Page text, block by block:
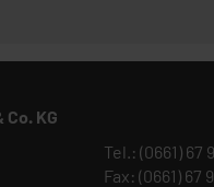
KG
Tel.: (0661) 67
Fax: (0661) 67